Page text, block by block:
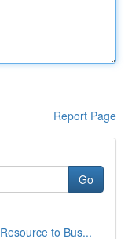
Report Page
Go
to Bus...